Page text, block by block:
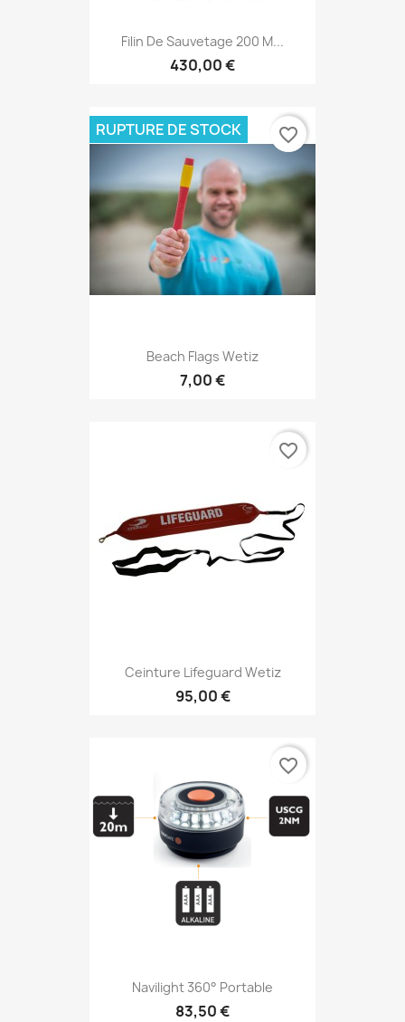
Filin De Sauvetage 200 M...
430,00 €
Beach Flags Wetiz
7,00 €
RUPTURE DE STOCK favorite_border
Ceinture Lifeguard Wetiz
95,00 €
favorite_border
Navilight 360° Portable
83,50 €
favorite_border